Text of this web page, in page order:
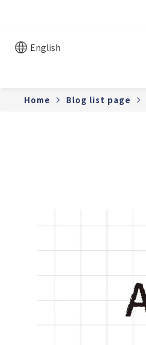
English
Home Blog list page